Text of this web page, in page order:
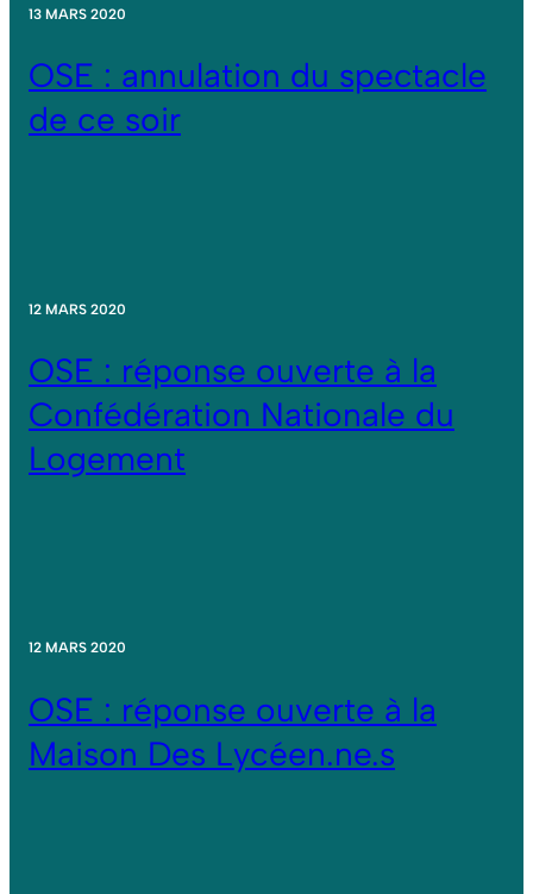
13 MARS 2020
OSE : annulation du spectacle
de ce soir
12 MARS 2020
OSE : réponse ouverte à la
Confédération Nationale du
Logement
12 MARS 2020
OSE : réponse ouverte à la
Maison Des Lycéen.ne.s